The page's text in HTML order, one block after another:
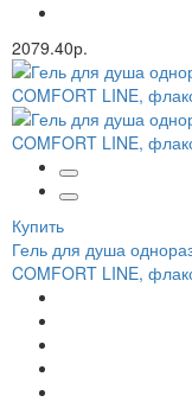
2079.40р.
Купить
Гель для душа
COMFORT LINE,